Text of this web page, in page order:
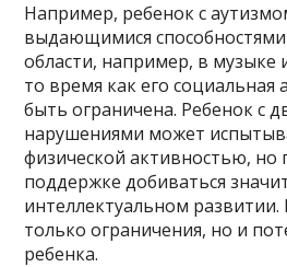
Например, ребенок с
выдающимися
области, например, в музыке
то время как его
быть ограничена. Ребенок с
нарушениями может
физической активностью,
поддержке добиваться
интеллектуальном
только ограничения, но и
ребенка.